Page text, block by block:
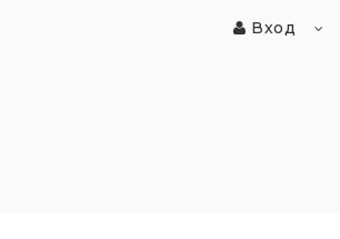
Вход